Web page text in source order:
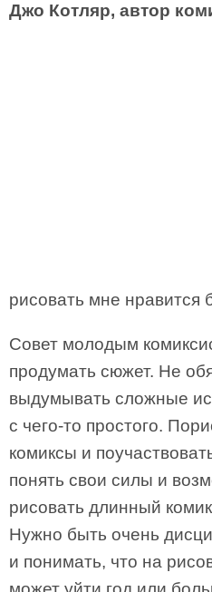
Джо Котляр, автор
рисовать мне нравится
Совет молодым
продумать сюжет. Не
выдумывать сложные
с чего-то простого.
комиксы и
понять свои силы и
рисовать длинный
Нужно быть очень
и понимать, что на